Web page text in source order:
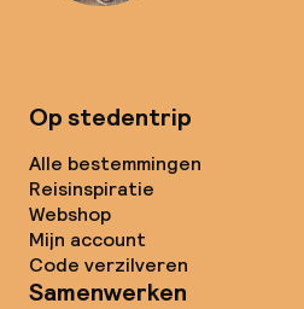
Op stedentrip
Alle bestemmingen
Reisinspiratie
Webshop
Mijn account
Code verzilveren
Samenwerken